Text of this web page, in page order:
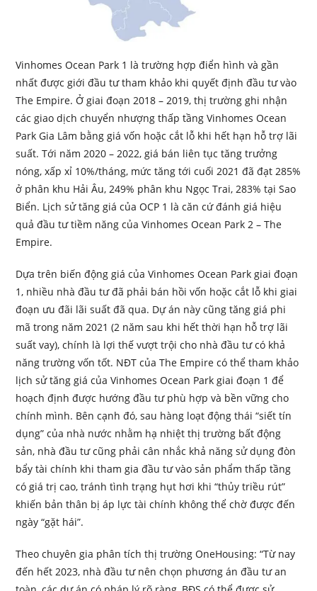
Vinhomes Ocean Park 1 là trường hợp điển hình và gần
nhất được giới đầu tư tham khảo khi quyết định đầu tư vào
The Empire. Ở giai đoạn 2018 – 2019, thị trường ghi nhận
các giao dịch chuyển nhượng thấp tầng Vinhomes Ocean
Park Gia Lâm bằng giá vốn hoặc cắt lỗ khi hết hạn hỗ trợ lãi
suất. Tới năm 2020 – 2022, giá bán liên tục tăng trưởng
nóng, xấp xỉ 10%/tháng, mức tăng tới cuối 2021 đã đạt 285%
ở phân khu Hải Âu, 249% phân khu Ngọc Trai, 283% tại Sao
Biển. Lịch sử tăng giá của OCP 1 là căn cứ đánh giá hiệu
quả đầu tư tiềm năng của Vinhomes Ocean Park 2 – The
Empire.
Dựa trên biến động giá của Vinhomes Ocean Park giai đoạn
1, nhiều nhà đầu tư đã phải bán hồi vốn hoặc cắt lỗ khi giai
đoạn ưu đãi lãi suất đã qua. Dự án này cũng tăng giá phi
mã trong năm 2021 (2 năm sau khi hết thời hạn hỗ trợ lãi
suất vay), chính là lợi thế vượt trội cho nhà đầu tư có khả
năng trường vốn tốt. NĐT của The Empire có thể tham khảo
lịch sử tăng giá của Vinhomes Ocean Park giai đoạn 1 để
hoạch định được hướng đầu tư phù hợp và bền vững cho
chính mình. Bên cạnh đó, sau hàng loạt động thái “siết tín
dụng” của nhà nước nhằm hạ nhiệt thị trường bất động
sản, nhà đầu tư cũng phải cân nhắc khả năng sử dụng đòn
bẩy tài chính khi tham gia đầu tư vào sản phẩm thấp tầng
có giá trị cao, tránh tình trạng hụt hơi khi “thủy triều rút”
khiến bản thân bị áp lực tài chính không thể chờ được đến
ngày “gặt hái”.
Theo chuyên gia phân tích thị trường OneHousing: “Từ nay
đến hết 2023, nhà đầu tư nên chọn phương án đầu tư an